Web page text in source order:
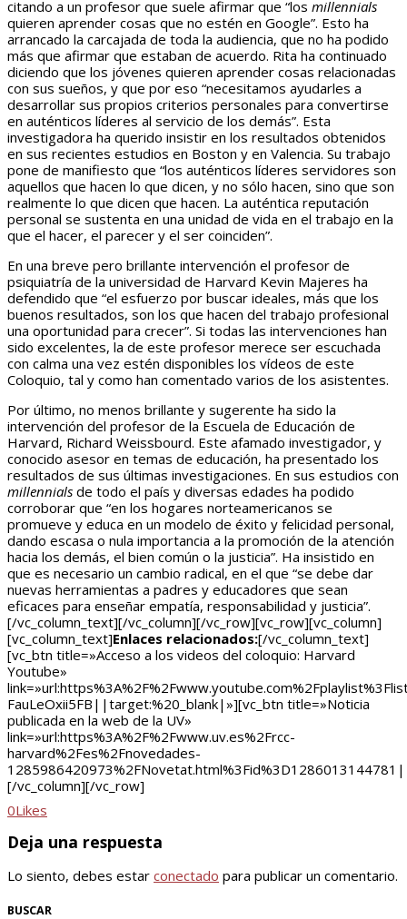
citando a un profesor que suele afirmar que “los millennials
quieren aprender cosas que no estén en Google”. Esto ha
arrancado la carcajada de toda la audiencia, que no ha podido
más que afirmar que estaban de acuerdo. Rita ha continuado
diciendo que los jóvenes quieren aprender cosas relacionadas
con sus sueños, y que por eso “necesitamos ayudarles a
desarrollar sus propios criterios personales para convertirse
en auténticos líderes al servicio de los demás”. Esta
investigadora ha querido insistir en los resultados obtenidos
en sus recientes estudios en Boston y en Valencia. Su trabajo
pone de manifiesto que “los auténticos líderes servidores son
aquellos que hacen lo que dicen, y no sólo hacen, sino que son
realmente lo que dicen que hacen. La auténtica reputación
personal se sustenta en una unidad de vida en el trabajo en la
que el hacer, el parecer y el ser coinciden”.
En una breve pero brillante intervención el profesor de
psiquiatría de la universidad de Harvard Kevin Majeres ha
defendido que “el esfuerzo por buscar ideales, más que los
buenos resultados, son los que hacen del trabajo profesional
una oportunidad para crecer”. Si todas las intervenciones han
sido excelentes, la de este profesor merece ser escuchada
con calma una vez estén disponibles los vídeos de este
Coloquio, tal y como han comentado varios de los asistentes.
Por último, no menos brillante y sugerente ha sido la
intervención del profesor de la Escuela de Educación de
Harvard, Richard Weissbourd. Este afamado investigador, y
conocido asesor en temas de educación, ha presentado los
resultados de sus últimas investigaciones. En sus estudios con
millennials de todo el país y diversas edades ha podido
corroborar que “en los hogares norteamericanos se
promueve y educa en un modelo de éxito y felicidad personal,
dando escasa o nula importancia a la promoción de la atención
hacia los demás, el bien común o la justicia”. Ha insistido en
que es necesario un cambio radical, en el que “se debe dar
nuevas herramientas a padres y educadores que sean
eficaces para enseñar empatía, responsabilidad y justicia”.
[/vc_column_text][/vc_column][/vc_row][vc_row][vc_column]
[vc_column_text]Enlaces relacionados:[/vc_column_text]
[vc_btn title=»Acceso a los videos del coloquio: Harvard
Youtube»
FauLeOxii5FB||target:%20_blank|»][vc_btn title=»Noticia
publicada en la web de la UV»
link=»url:https%3A%2F%2Fwww.uv.es%2Frcc-
harvard%2Fes%2Fnovedades-
[/vc_column][/vc_row]
0Likes
Deja una respuesta
Lo siento, debes estar conectado para publicar un comentario.
BUSCAR